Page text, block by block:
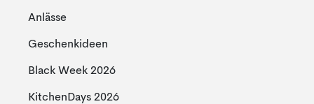
Anlässe
Geschenkideen
Black Week 2026
KitchenDays 2026